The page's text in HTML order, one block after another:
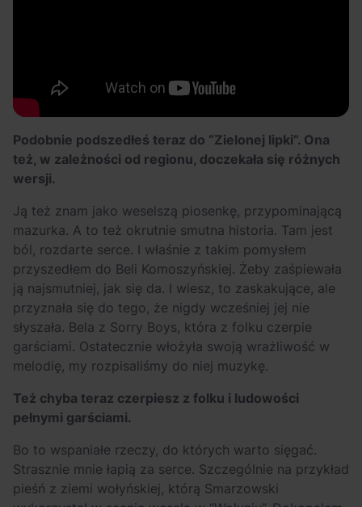
Podobnie podszedłeś teraz do “Zielonej lipki”. Ona
też, w zależności od regionu, doczekała się różnych
wersji.
Ją też znam jako weselszą piosenkę, przypominającą
mazurka. A to też okrutnie smutna historia. Tam jest
ból, rozdarte serce. I właśnie z takim pomysłem
przyszedłem do Beli Komoszyńskiej. Żeby zaśpiewała
ją najsmutniej, jak się da. I wiesz, to zaskakujące, ale
przyznała się do tego, że nigdy wcześniej jej nie
słyszała. Bela z Sorry Boys, która z folku czerpie
garściami. Ostatecznie włożyła swoją wrażliwość w
melodię, my rozpisaliśmy do niej muzykę.
Też chyba teraz czerpiesz z folku i ludowości
pełnymi garściami.
Bo to wspaniałe rzeczy, do których warto sięgać.
Strasznie mnie łapią za serce. Szczególnie na przykład
pieśń z ziemi wołyńskiej, którą Smarzowski